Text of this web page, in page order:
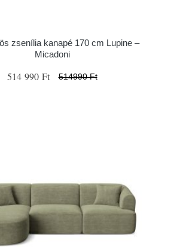
zsenília kanapé 170 cm Lupine –
Micadoni
514 990 Ft 514990 Ft